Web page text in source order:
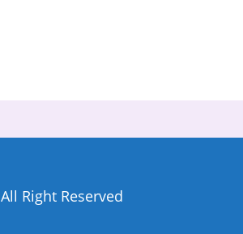
All Right Reserved